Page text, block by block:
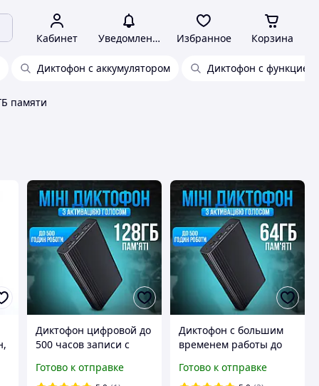
Кабинет Уведомления Избранное Корзина
Диктофон с аккумулятором Диктофон с функцией
памяти
Диктофон цифровой до
500 часов записи с
магнитом SPY-L1 128 Гб
Готово к отправке
Диктофон с большим
временем работы до
активацией голосом, с
Готово к отправке